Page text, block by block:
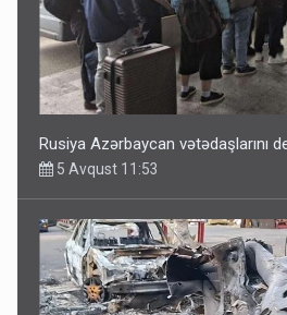
Rusiya Azərbaycan vətədaşlarını
5 Avqust 11:53